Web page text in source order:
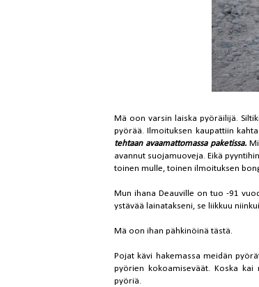
Mä oon varsin laiska pyöräilijä.
pyörää. Ilmoituksen kaupattiin
tehtaan avaamattomassa paketissa.
avannut suojamuoveja. Eikä
toinen mulle, toinen ilmoituksen
Mun ihana Deauville on tuo -91
ystävää lainatakseni, se liikkuu
Mä oon ihan pähkinöinä tästä.
Pojat kävi hakemassa meidän
pyörien kokoamiseväät. Koska
pyöriä.